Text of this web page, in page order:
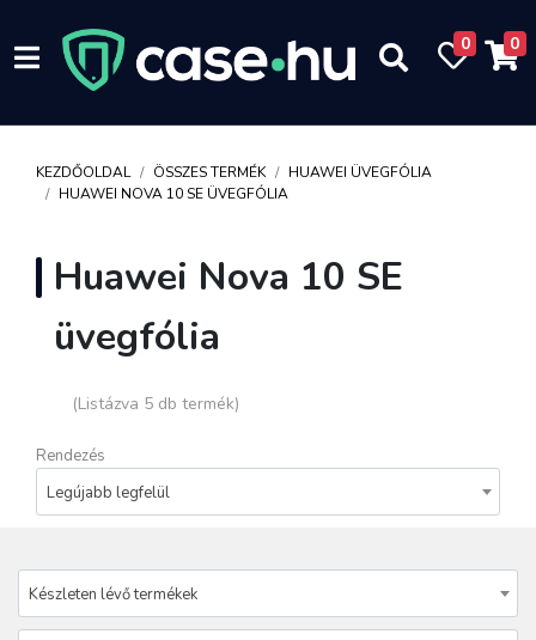
0 0
KEZDŐOLDAL ÖSSZES TERMÉK
HUAWEI ÜVEGFÓLIA
HUAWEI NOVA 10 SE ÜVEGFÓLIA
Huawei Nova 10 SE
üvegfólia
(Listázva 5 db termék)
Rendezés
Legújabb legfelül
Készleten lévő termékek